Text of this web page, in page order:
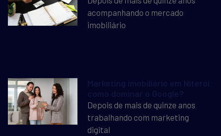
acompanhando o mercado
imobiliário
Marketing imobiliário em Niterói:
como dominar o Google?
Depois de mais de quinze anos
trabalhando com marketing
digital